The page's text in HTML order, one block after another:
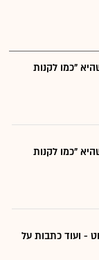
"כמו לקנות
"כמו לקנות
- ועוד כתבות על